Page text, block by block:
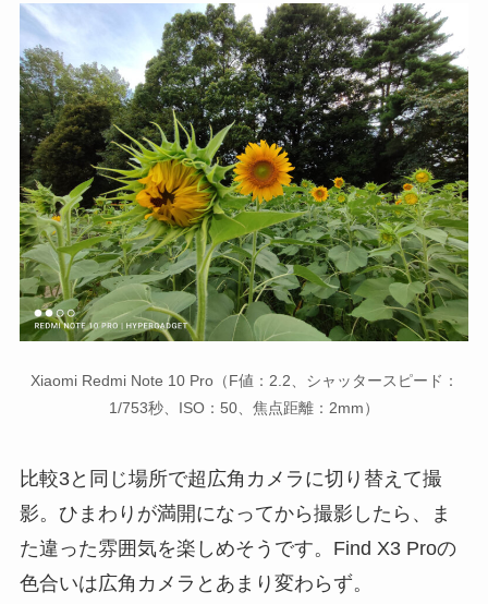
Xiaomi Redmi Note 10 Pro（F値：2.2、シャッタースピード：
1/753秒、ISO：50、焦点距離：2mm）
比較3と同じ場所で超広角カメラに切り替えて撮
影。ひまわりが満開になってから撮影したら、ま
た違った雰囲気を楽しめそうです。Find X3 Proの
色合いは広角カメラとあまり変わらず。